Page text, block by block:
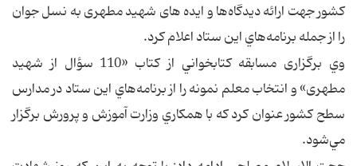
كشور جهت ارائه ديدگاه‌ها و ایده های شهید مطهری به نسل جوان
را از جمله برنامه‌هاي اين ستاد اعلام كرد.
وي برگزاری مسابقه كتابخواني از کتاب «110 سؤال از شهید
مطهری» و انتخاب معلم نمونه را از برنامه‌هاي اين ستاد در مدارس
سطح كشور عنوان كرد كه با همكاري وزارت آموزش و پرورش برگزار
مي‌شود.